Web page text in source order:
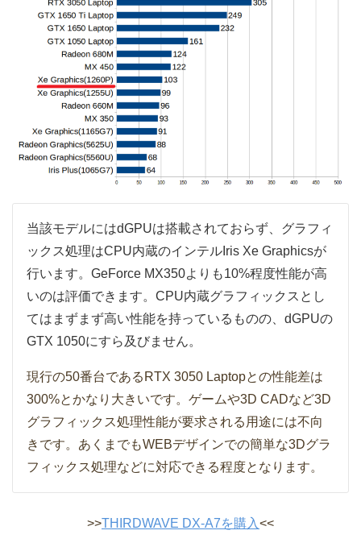
当該モデルにはdGPUは搭載されておらず、グラフィ
ックス処理はCPU内蔵のインテルIris Xe Graphicsが
行います。GeForce MX350よりも10%程度性能が高
いのは評価できます。CPU内蔵グラフィックスとし
てはまずまず高い性能を持っているものの、dGPUの
GTX 1050にすら及びません。
現行の50番台であるRTX 3050 Laptopとの性能差は
300%とかなり大きいです。ゲームや3D CADなど3D
グラフィックス処理性能が要求される用途には不向
きです。あくまでもWEBデザインでの簡単な3Dグラ
フィックス処理などに対応できる程度となります。
>>THIRDWAVE DX-A7を購入<<